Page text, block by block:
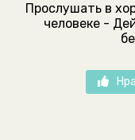
Прослушать в
человеке -